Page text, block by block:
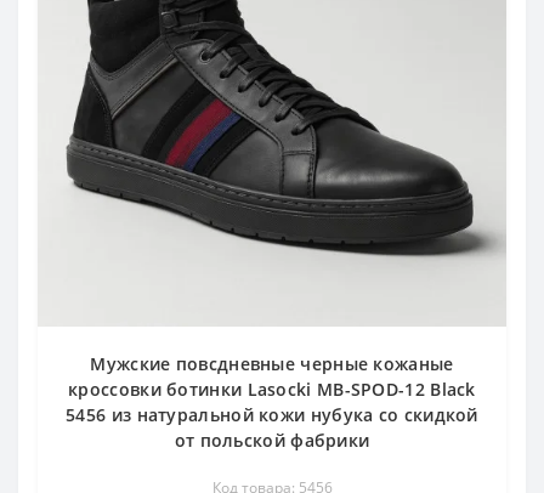
Мужские повсдневные черные кожаные
кроссовки ботинки Lasocki MB-SPOD-12 Black
5456 из натуральной кожи нубука со скидкой
от польской фабрики
Код товара: 5456